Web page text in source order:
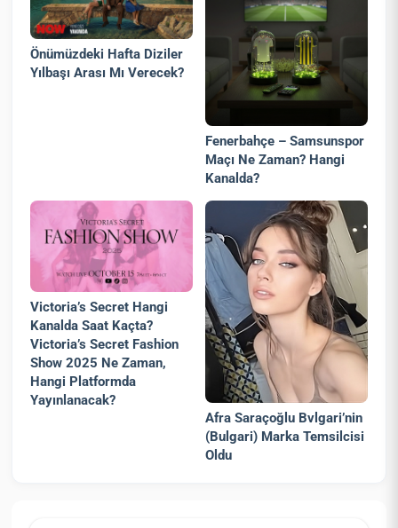
Önümüzdeki Hafta Diziler
Yılbaşı Arası Mı Verecek?
Fenerbahçe – Samsunspor
Maçı Ne Zaman? Hangi
Kanalda?
Victoria’s Secret Hangi
Kanalda Saat Kaçta?
Victoria’s Secret Fashion
Show 2025 Ne Zaman,
Hangi Platformda
Yayınlanacak?
Afra Saraçoğlu Bvlgari’nin
(Bulgari) Marka Temsilcisi
Oldu